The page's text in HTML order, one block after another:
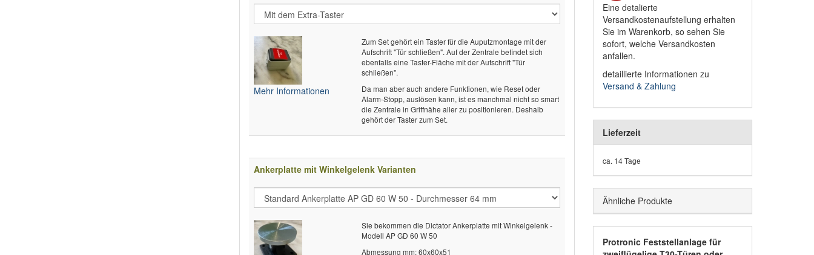
Mehr Informationen
Zum Set gehört ein Taster für die Auputzmontage mit der
Aufschrift "Tür schließen". Auf der Zentrale befindet sich
ebenfalls eine Taster-Fläche mit der Aufschrift "Tür
schließen".
Da man aber auch andere Funktionen, wie Reset oder
Alarm-Stopp, auslösen kann, ist es manchmal nicht so smart
die Zentrale in Griffnähe aller zu positionieren. Deshalb
gehört der Taster zum Set.
Ankerplatte mit Winkelgelenk Varianten
Sie bekommen die Dictator Ankerplatte mit Winkelgelenk -
Modell AP GD 60 W 50
Abmessung mm: 60x60x51
Eine detalierte
Versandkostenaufstellung erhalten
Sie im Warenkorb, so sehen Sie
sofort, welche Versandkosten
anfallen.
detaillierte Informationen zu
Versand & Zahlung
Lieferzeit
ca. 14 Tage
Ähnliche Produkte
Protronic Feststellanlage für